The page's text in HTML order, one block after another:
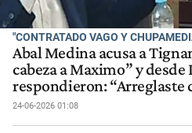
"CONTRATADO VAGO Y
Abal Medina acusa a
cabeza a Maximo” y desde
respondieron: “Arreglaste
24-06-2026 01:08